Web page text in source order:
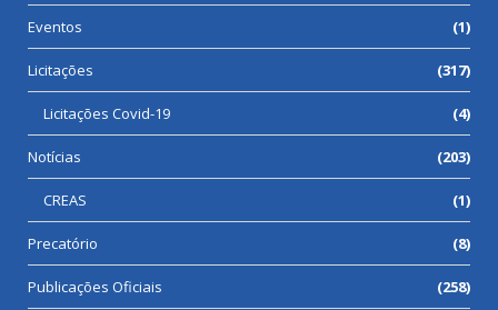
Eventos (1)
Licitações (317)
Licitações Covid-19 (4)
Notícias (203)
CREAS (1)
Precatório (8)
Publicações Oficiais (258)